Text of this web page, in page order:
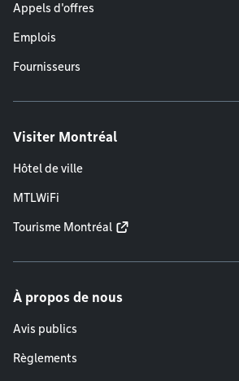
Appels d'offres
Emplois
Fournisseurs
Visiter Montréal
Hôtel de ville
MTLWiFi
Tourisme Montréal
À propos de nous
Avis publics
Règlements